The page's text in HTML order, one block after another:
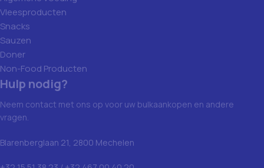
Vleesproducten
Snacks
Sauzen
Doner
Non-Food Producten
Hulp nodig?
Neem contact met ons op voor uw bulkaankopen en andere
vragen.
Blarenberglaan 21, 2800 Mechelen